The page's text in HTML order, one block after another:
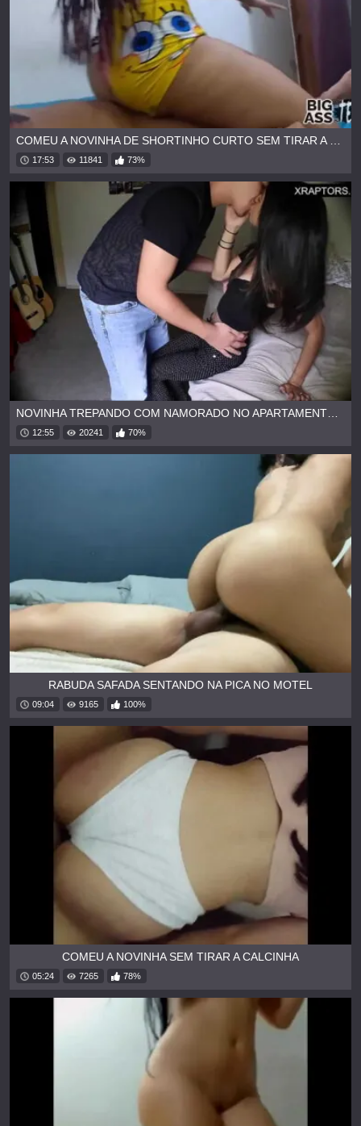
COMEU A NOVINHA DE SHORTINHO CURTO SEM TIRAR A ROUPA
17:53 11841 73%
12:55 20241 70%
RABUDA SAFADA SENTANDO NA PICA NO MOTEL
09:04 9165 100%
COMEU A NOVINHA SEM TIRAR A CALCINHA
05:24 7265 78%